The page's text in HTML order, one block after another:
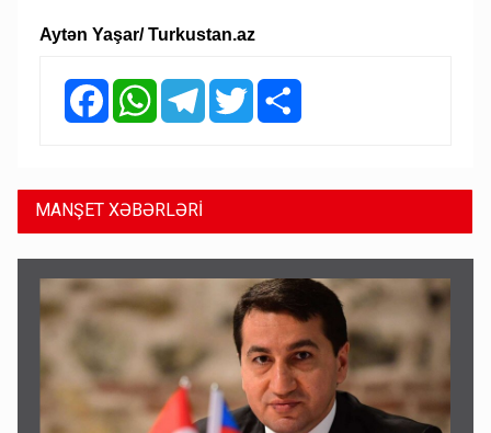
Aytən Yaşar/ Turkustan.az
FacebookWhatsAppTelegramTwitter
MANŞET XƏBƏRLƏRİ